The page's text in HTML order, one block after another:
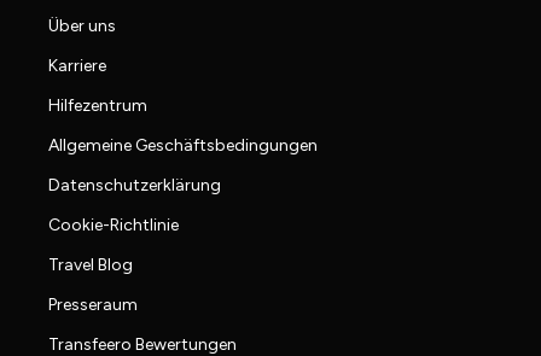
Über uns
Karriere
Hilfezentrum
Allgemeine Geschäftsbedingungen
Datenschutzerklärung
Cookie-Richtlinie
Travel Blog
Presseraum
Transfeero Bewertungen